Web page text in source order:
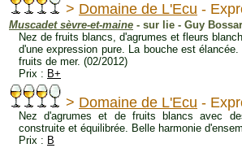
> Domaine de L'Ecu -
Muscadet sèvre-et-maine - sur lie - Guy
Nez de fruits blancs, d'agrumes et fleurs
d'une expression pure. La bouche est
fruits de mer. (02/2012)
Prix : B+
> Domaine de L'Ecu -
Nez d'agrumes et de fruits blancs avec
construite et équilibrée. Belle harmonie
Prix : B